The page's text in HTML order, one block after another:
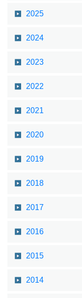
2025
2024
2023
2022
2021
2020
2019
2018
2017
2016
2015
2014